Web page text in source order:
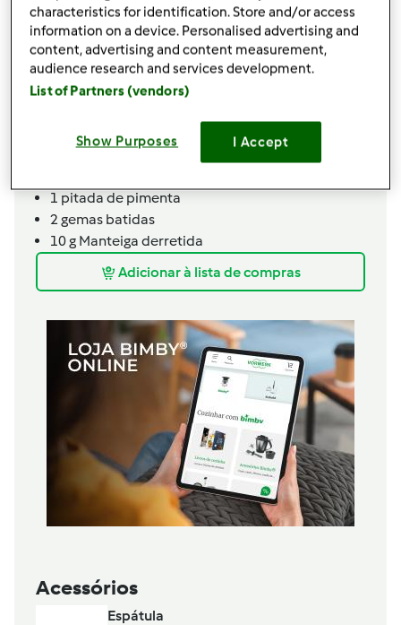
30gazeite
80gcebola,cortada em pedaços
200gtomate,maduro cortado em pedaços s/
pele e s/ sementes
gágua
1 pitada de pimenta
2gemas batidas
10g Manteiga derretida
Adicionar à lista de compras
Acessórios
Espátula
characteristics for identification. Store and/or access
information on a device. Personalised advertising and
content, advertising and content measurement,
audience research and services development.
List of Partners (vendors)
Show Purposes I Accept